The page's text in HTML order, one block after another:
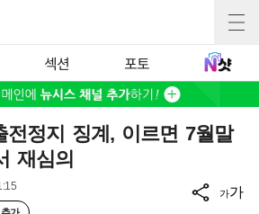
섹션 포토
전정지 징계, 이르면 7월말
재심의
가가